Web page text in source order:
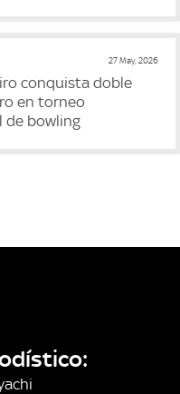
27 May, 2026
conquista doble
en torneo
de bowling